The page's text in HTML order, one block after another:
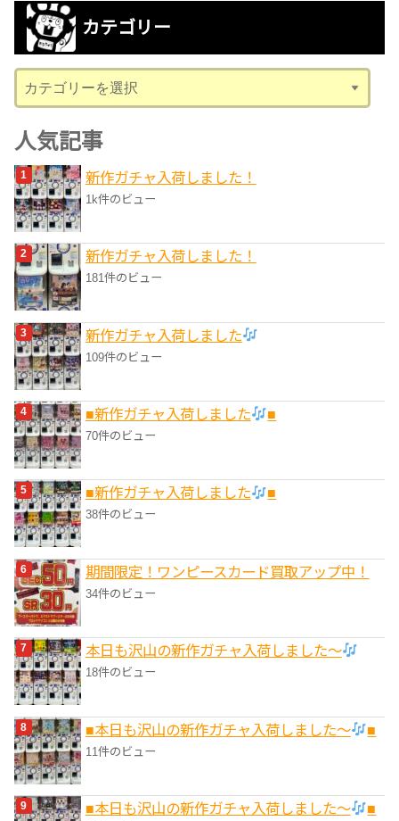
カ
ブ
カテゴリー
テ
ゴ
リ
ー
人気記事
新作ガチャ入荷しました！
1k件のビュー
新作ガチャ入荷しました！
181件のビュー
新作ガチャ入荷しました
109件のビュー
■新作ガチャ入荷しました ■
70件のビュー
■新作ガチャ入荷しました ■
38件のビュー
期間限定！ワンピースカード買取アップ中！
34件のビュー
本日も沢山の新作ガチャ入荷しました〜
18件のビュー
■本日も沢山の新作ガチャ入荷しました〜 ■
11件のビュー
■本日も沢山の新作ガチャ入荷しました〜 ■